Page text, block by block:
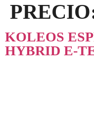
KOLEOS
HYBRID E-